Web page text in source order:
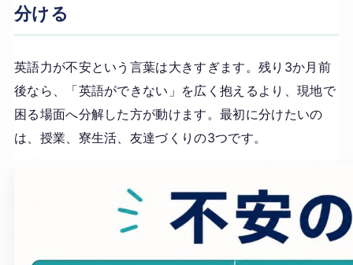
分ける
英語力が不安という言葉は大きすぎます。残り3か月前
後なら、「英語ができない」を広く抱えるより、現地で
困る場面へ分解した方が動けます。最初に分けたいの
は、授業、寮生活、友達づくりの3つです。